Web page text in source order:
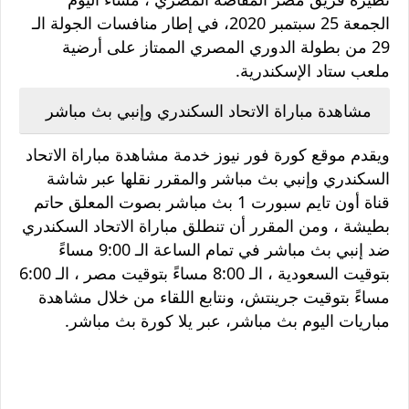
الجمعة 25 سبتمبر 2020، في إطار منافسات الجولة الـ
29 من بطولة الدوري المصري الممتاز على أرضية
ملعب ستاد الإسكندرية.
مشاهدة مباراة الاتحاد السكندري وإنبي بث مباشر
ويقدم موقع كورة فور نيوز خدمة مشاهدة مباراة الاتحاد
السكندري وإنبي بث مباشر والمقرر نقلها عبر شاشة
قناة أون تايم سبورت 1 بث مباشر بصوت المعلق حاتم
بطيشة ، ومن المقرر أن تنطلق مباراة الاتحاد السكندري
ضد إنبي بث مباشر في تمام الساعة الـ 9:00 مساءً
بتوقيت السعودية ، الـ 8:00 مساءً بتوقيت مصر ، الـ 6:00
مساءً بتوقيت جرينتش، ونتابع اللقاء من خلال مشاهدة
مباريات اليوم بث مباشر، عبر يلا كورة بث مباشر.